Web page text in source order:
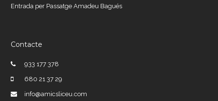
Entrada per Passatge Amadeu Bagués
Contacte
933 177 378
680 21 37 29
info@amicsliceu.com